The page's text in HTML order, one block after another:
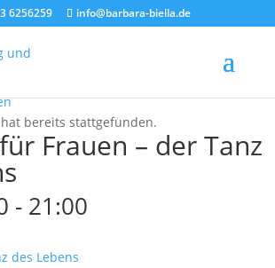
6256259 info@barbara-biella.de
bereits stattgefunden.
Frauen – der Tanz
- 21:00
des Lebens